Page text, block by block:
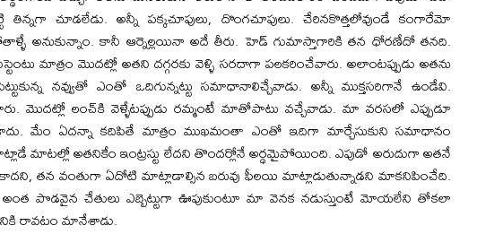
చూడలేడు. అన్నీ పక్కచూపులు, దొంగచూపులు. చేరినకొత్తలోవుండే కంగారేమో
అనుకున్నాం. కానీ ఆర్నెల్లయినా అదే తీరు. హెడ్‌ గుమాస్తాగారికి తన ధోరణేదో తనది.
మాత్రం మొదట్లో అతని దగ్గరకు వెళ్ళి సరదాగా పలకరించేవారు. అలాంటప్పుడు అతను
నవ్వుతో ఎంతో ఒదిగున్నట్టు సమాధానాలిచ్చేవాడు. అన్నీ ముక్తసరిగానే ఉండేవి.
మొదట్లో లంచ్‌కి వెళ్ళేటప్పుడు రమ్మంటే మాతోపాటు వచ్చేవాడు. మా వరసలో ఎప్పుడూ
కాదు. మేం ఏదన్నా కదిపితే మాత్రం ముఖమంతా ఎంతో ఇదిగా మార్చేసుకుని సమాధానం
అతనికేం ఇంట్రస్టు లేదని తొందర్లోనే అర్థమైపోయింది. ఎపుడో అరుదుగా అతనే
కాదని, తన వంతుగా ఏదోటి మాట్లాడాల్సిన బరువు ఫీలయి మాట్లాడుతున్నాడని మాకనిపించేది.
పొడవైన చేతులు ఎబ్బెట్టుగా ఊపుకుంటూ మా వెనక నడుస్తుంటే మోయలేని తోకలా
రావటం మానేశాడు.